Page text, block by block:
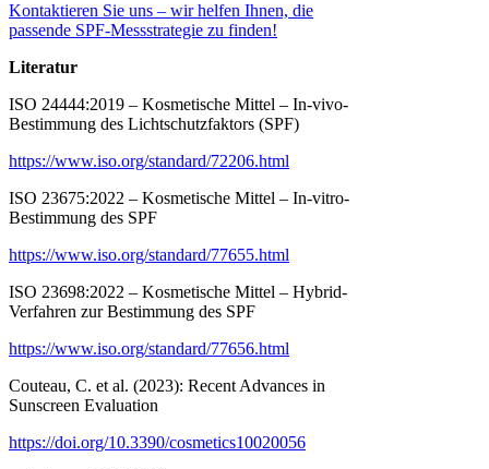
Kontaktieren Sie uns – wir helfen Ihnen, die
passende SPF-Messstrategie zu finden!
Literatur
ISO 24444:2019 – Kosmetische Mittel – In-vivo-
Bestimmung des Lichtschutzfaktors (SPF)
https://www.iso.org/standard/72206.html
ISO 23675:2022 – Kosmetische Mittel – In-vitro-
Bestimmung des SPF
https://www.iso.org/standard/77655.html
ISO 23698:2022 – Kosmetische Mittel – Hybrid-
Verfahren zur Bestimmung des SPF
https://www.iso.org/standard/77656.html
Couteau, C. et al. (2023): Recent Advances in
Sunscreen Evaluation
https://doi.org/10.3390/cosmetics10020056